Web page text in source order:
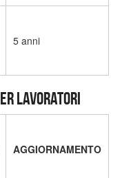
5 anni
LAVORATORI
AGGIORNAMENTO